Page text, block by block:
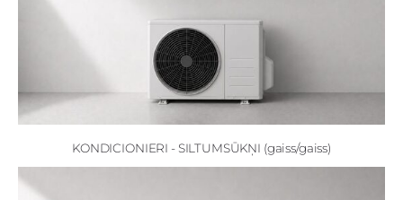
KONDICIONIERI - SILTUMSŪKŅI (gaiss/gaiss)